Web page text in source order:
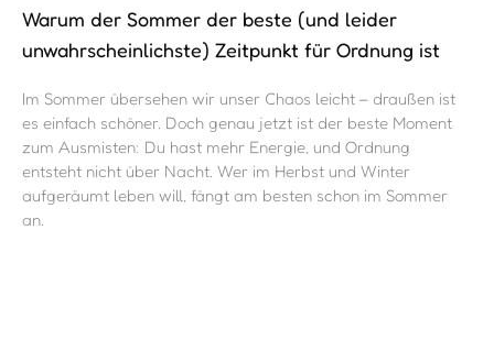
Warum der Sommer der beste (und leider
unwahrscheinlichste) Zeitpunkt für Ordnung ist
Im Sommer übersehen wir unser Chaos leicht – draußen ist
es einfach schöner. Doch genau jetzt ist der beste Moment
zum Ausmisten: Du hast mehr Energie, und Ordnung
entsteht nicht über Nacht. Wer im Herbst und Winter
aufgeräumt leben will, fängt am besten schon im Sommer
an.